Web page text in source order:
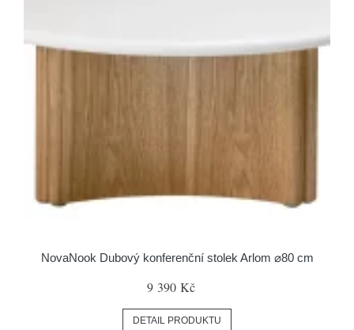
NovaNook Dubový konferenční stolek Arlom ⌀80 cm
9 390 Kč
DETAIL PRODUKTU